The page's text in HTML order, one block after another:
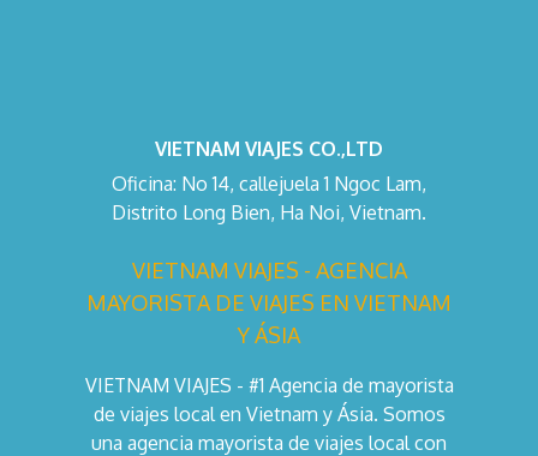
VIETNAM VIAJES CO.,LTD
Oficina: No 14, callejuela 1 Ngoc Lam,
Distrito Long Bien, Ha Noi, Vietnam.
VIETNAM VIAJES - AGENCIA
MAYORISTA DE VIAJES EN VIETNAM
Y ÁSIA
VIETNAM VIAJES - #1 Agencia de mayorista
de viajes local en Vietnam y Ásia. Somos
una agencia mayorista de viajes local con